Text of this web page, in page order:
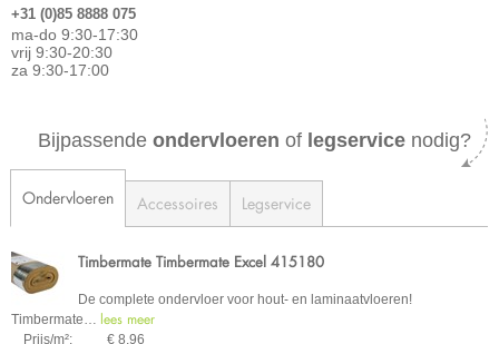
+31 (0)85 8888 075
ma-do 9:30-17:30
vrij 9:30-20:30
za 9:30-17:00
Bijpassende ondervloeren of legservice nodig?
Ondervloeren Accessoires Legservice
Timbermate Timbermate Excel 415180
De complete ondervloer voor hout- en laminaatvloeren!
Timbermate… lees meer
Prijs/m²: € 8,96